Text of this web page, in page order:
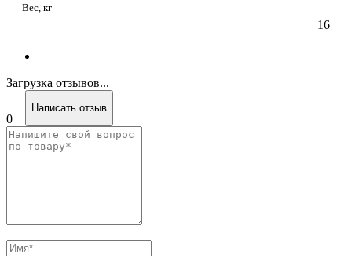
Вес, кг
16
Загрузка отзывов...
0
Написать отзыв